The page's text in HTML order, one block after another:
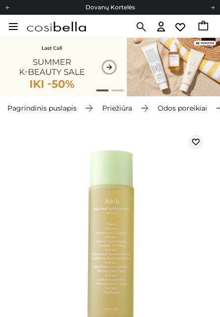
Dovanų Kortelės
Cosibella lojalumo programa
Dovanų Kortelės
Pagrindinis puslapis Priežiūra Odos poreikiai